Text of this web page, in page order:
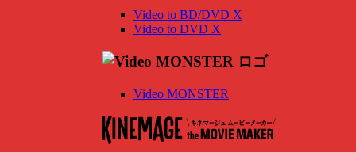
Video to BD/DVD X
Video to DVD X
Video MONSTER